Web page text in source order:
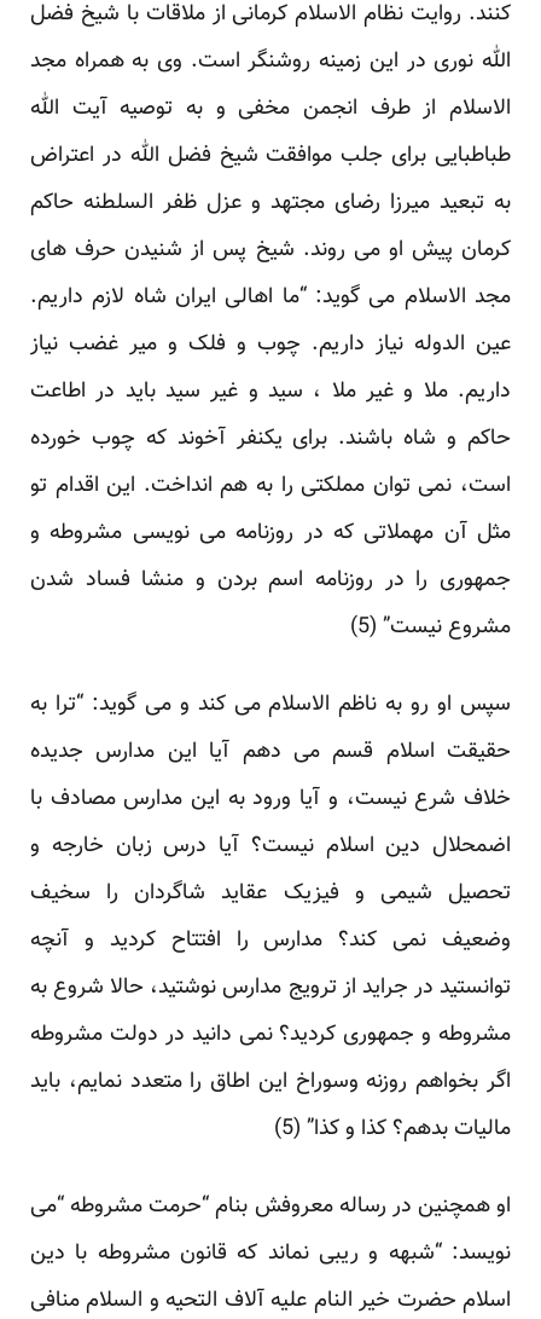
کنند. روایت نظام الاسلام کرمانی از ملاقات با شیخ فضل
الله نوری در این زمینه روشنگر است. وی به همراه مجد
الاسلام از طرف انجمن مخفی و به توصیه آیت الله
طباطبایی برای جلب موافقت شیخ فضل الله در اعتراض
به تبعید میرزا رضای مجتهد و عزل ظفر السلطنه حاکم
کرمان پیش او می روند. شیخ پس از شنیدن حرف های
مجد الاسلام می گوید: “ما اهالی ایران شاه لازم داریم.
عین الدوله نیاز داریم. چوب و فلک و میر غضب نیاز
داریم. ملا و غیر ملا ، سید و غیر سید باید در اطاعت
حاکم و شاه باشند. برای یکنفر آخوند که چوب خورده
است، نمی توان مملکتی را به هم انداخت. این اقدام تو
مثل آن مهملاتی که در روزنامه می نویسی مشروطه و
جمهوری را در روزنامه اسم بردن و منشا فساد شدن
مشروع نیست” (5)
سپس او رو به ناظم الاسلام می کند و می گوید: “ترا به
حقیقت اسلام قسم می دهم آیا این مدارس جدیده
خلاف شرع نیست، و آیا ورود به این مدارس مصادف با
اضمحلال دین اسلام نیست؟ آیا درس زبان خارجه و
تحصیل شیمی و فیزیک عقاید شاگردان را سخیف
وضعیف نمی کند؟ مدارس را افتتاح کردید و آنچه
توانستید در جراید از ترویج مدارس نوشتید، حالا شروع به
مشروطه و جمهوری کردید؟ نمی دانید در دولت مشروطه
اگر بخواهم روزنه وسوراخ این اطاق را متعدد نمایم، باید
مالیات بدهم؟ کذا و کذا” (5)
او همچنین در رساله معروفش بنام “حرمت مشروطه “می
نویسد: “شبهه و ریبی نماند که قانون مشروطه با دین
اسلام حضرت خیر النام علیه آلاف التحیه و السلام منافی